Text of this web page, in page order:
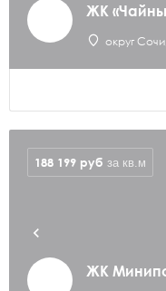
ЖК
округ
ЖК
188 199 руб за кв.м